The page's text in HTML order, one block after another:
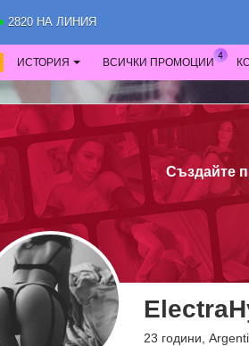
2820 НА ЛИНИЯ
ИСТОРИЯ ВСИЧКИ ПРОМОЦИИ
Създайте
23 години,